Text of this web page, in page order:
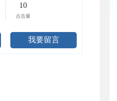
10
点击量
我要留言